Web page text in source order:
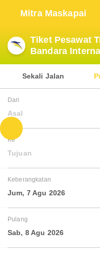
Mitra Maskapai
Tiket Pesawat
Bandara
Sekali Jalan
Dari
Asal
Ke
Tujuan
Keberangkatan
Jum, 7 Agu 2026
Pulang
Sab, 8 Agu 2026